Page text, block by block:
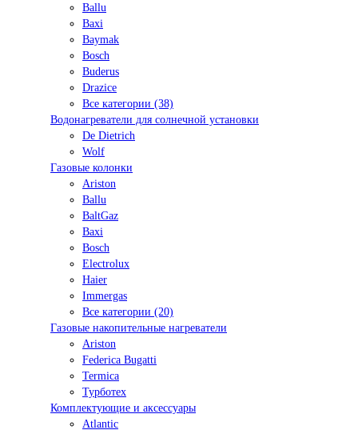
Ballu
Baxi
Baymak
Bosch
Buderus
Drazice
Все категории (38)
Водонагреватели для солнечной установки
De Dietrich
Wolf
Газовые колонки
Ariston
Ballu
BaltGaz
Baxi
Bosсh
Electrolux
Haier
Immergas
Все категории (20)
Газовые накопительные нагреватели
Ariston
Federica Bugatti
Termica
Турботех
Комплектующие и аксессуары
Atlantic